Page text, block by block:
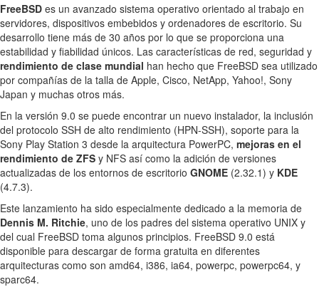
FreeBSD es un avanzado sistema operativo orientado al trabajo en
servidores, dispositivos embebidos y ordenadores de escritorio. Su
desarrollo tiene más de 30 años por lo que se proporciona una
estabilidad y fiabilidad únicos. Las características de red, seguridad y
rendimiento de clase mundial han hecho que FreeBSD sea utilizado
por compañías de la talla de Apple, Cisco, NetApp, Yahoo!, Sony
Japan y muchas otros más.
En la versión 9.0 se puede encontrar un nuevo instalador, la inclusión
del protocolo SSH de alto rendimiento (HPN-SSH), soporte para la
Sony Play Station 3 desde la arquitectura PowerPC, mejoras en el
rendimiento de ZFS y NFS así como la adición de versiones
actualizadas de los entornos de escritorio GNOME (2.32.1) y KDE
(4.7.3).
Este lanzamiento ha sido especialmente dedicado a la memoria de
Dennis M. Ritchie, uno de los padres del sistema operativo UNIX y
del cual FreeBSD toma algunos principios. FreeBSD 9.0 está
disponible para descargar de forma gratuita en diferentes
arquitecturas como son amd64, i386, ia64, powerpc, powerpc64, y
sparc64.